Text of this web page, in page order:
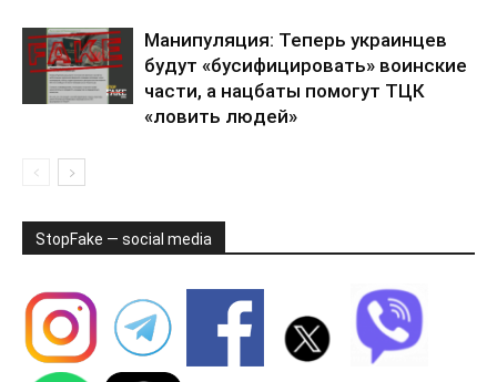
Манипуляция: Теперь украинцев
будут «бусифицировать» воинские
части, а нацбаты помогут ТЦК
«ловить людей»
StopFake — social media